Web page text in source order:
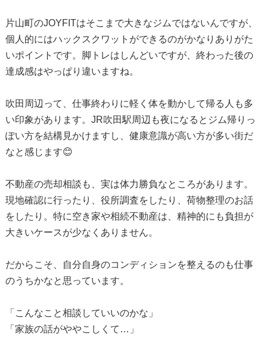
片山町のJOYFITはそこまで大きなジムではないんですが、
個人的にはハックスクワットができるのがかなりありがた
いポイントです。脚トレはしんどいですが、終わった後の
達成感はやっぱり違いますね。
吹田周辺って、仕事終わりに軽く体を動かして帰る人も多
い印象があります。JR吹田駅周辺も夜になるとジム帰りっ
ぽい方を結構見かけますし、健康意識が高い方が多い街だ
なと感じます😊
不動産の売却相談も、実は体力勝負なところがあります。
現地確認に行ったり、役所調査をしたり、荷物整理のお話
をしたり。特に空き家や相続不動産は、精神的にも負担が
大きいケースが少なくありません。
だからこそ、自分自身のコンディションを整えるのも仕事
のうちかなと思っています。
「こんなこと相談していいのかな」
「家族の話がややこしくて…」